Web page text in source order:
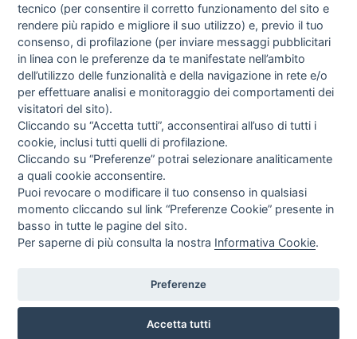
SEGUICI SU:
GUIDA AGLI ACQUISTI
PROCEDURA DI ACQUISTO
DIRITTO DI RECESSO
GESTIONE RESI
NEWSLETTER
Consulta la nostra Privacy Policy
© 2020 LINEA MODA PARRUCCCHIERI SNC | CAPELLISHOPPING.IT |
tecnico (per consentire il corretto funzionamento del sito e
rendere più rapido e migliore il suo utilizzo) e, previo il tuo
consenso, di profilazione (per inviare messaggi pubblicitari
in linea con le preferenze da te manifestate nell’ambito
dell’utilizzo delle funzionalità e della navigazione in rete e/o
per effettuare analisi e monitoraggio dei comportamenti dei
visitatori del sito).
Cliccando su “Accetta tutti”, acconsentirai all’uso di tutti i
cookie, inclusi tutti quelli di profilazione.
Cliccando su “Preferenze” potrai selezionare analiticamente
a quali cookie acconsentire.
Puoi revocare o modificare il tuo consenso in qualsiasi
momento cliccando sul link “Preferenze Cookie” presente in
basso in tutte le pagine del sito.
Per saperne di più consulta la nostra Informativa Cookie.
Preferenze
Accetta tutti